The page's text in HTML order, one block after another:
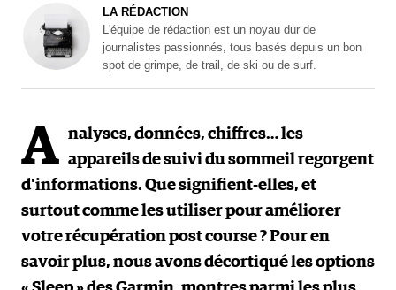
LA RÉDACTION
L'équipe de rédaction est un noyau dur de
journalistes passionnés, tous basés depuis un bon
spot de grimpe, de trail, de ski ou de surf.
A nalyses, données, chiffres… les
appareils de suivi du sommeil regorgent
d'informations. Que signifient-elles, et
surtout comme les utiliser pour améliorer
votre récupération post course ? Pour en
savoir plus, nous avons décortiqué les options